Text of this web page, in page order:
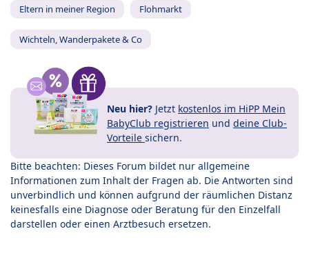
Eltern in meiner Region Flohmarkt
Wichteln, Wanderpakete & Co
Neu hier? Jetzt kostenlos im HiPP Mein
BabyClub registrieren und deine Club-
Vorteile sichern.
Bitte beachten: Dieses Forum bildet nur allgemeine
Informationen zum Inhalt der Fragen ab. Die Antworten sind
unverbindlich und können aufgrund der räumlichen Distanz
keinesfalls eine Diagnose oder Beratung für den Einzelfall
darstellen oder einen Arztbesuch ersetzen.